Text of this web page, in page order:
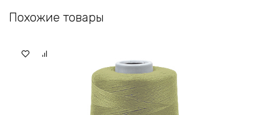
Похожие товары